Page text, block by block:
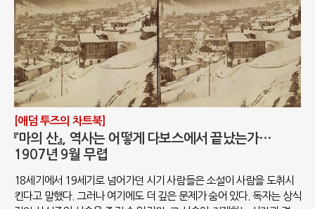
[애덤 투즈의 차트북]
『마의 산』, 역사는 어떻게 다보스에서 끝났는가…
1907년 9월 무렵
18세기에서 19세기로 넘어가던 시기 사람들은 소설이 사람을 도취시
킨다고 말했다. 그러나 여기에도 더 깊은 문제가 숨어 있다. 독자는 상식